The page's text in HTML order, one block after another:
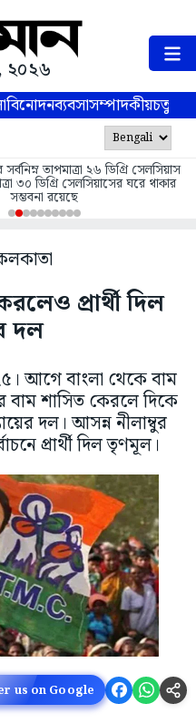
২০২৬
বিনোদনব্যবসাসম্পাদকীয়
তাপমাত্রা ২৬ ডিগ্রি সেলসিয়াস
৩০ ডিগ্রি সেলসিয়াসের ঘরে থাকার
সম্ভবনা রয়েছে
প্রার্থী দিল
দল
আগে বাংলা থেকে বাম
বাম শাসিত কেরলে দিকে
দল। আসন্ন নীলাম্বুর
প্রার্থী দিল তৃণমূল।
us on Google